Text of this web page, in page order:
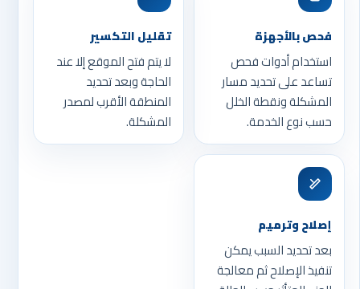
فحص بالأجهزة
استخدام أدوات فحص
تساعد على تحديد مسار
المشكلة ونقطة الخلل
حسب نوع الخدمة.
تقليل التكسير
لا يتم فتح الموقع إلا عند
الحاجة وبعد تحديد
المنطقة الأقرب لمصدر
المشكلة.
إصلاح وترميم
بعد تحديد السبب يمكن
تنفيذ الإصلاح ثم معالجة